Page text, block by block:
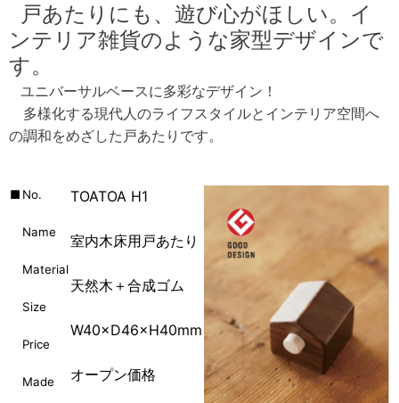
戸あたりにも、遊び心がほしい。イ
ンテリア雑貨のような家型デザインで
す。
ユニバーサルベースに多彩なデザイン！
多様化する現代人のライフスタイルとインテリア空間へ
の調和をめざした戸あたりです。
■ No.
Name
Material
Size
Price
Made
TOATOA H1
室内木床用戸あたり
天然木＋合成ゴム
W40×D46×H40mm
オープン価格